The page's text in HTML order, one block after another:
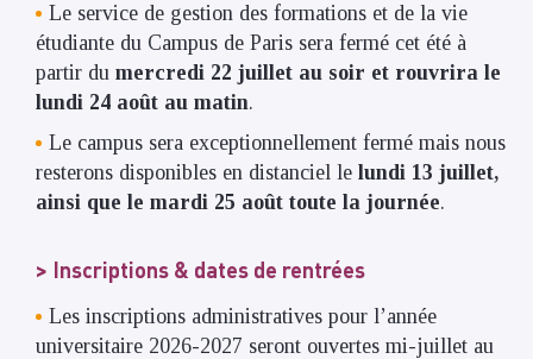
Le service de gestion des formations et de la vie
étudiante du Campus de Paris sera fermé cet été à
partir du mercredi 22 juillet au soir et rouvrira le
lundi 24 août au matin.
Le campus sera exceptionnellement fermé mais nous
resterons disponibles en distanciel le lundi 13 juillet,
ainsi que le mardi 25 août toute la journée.
Inscriptions & dates de rentrées
Les inscriptions administratives pour l’année
universitaire 2026-2027 seront ouvertes mi-juillet au